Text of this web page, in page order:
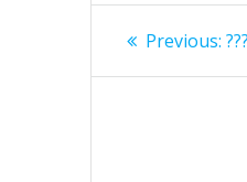
Post
Previous: